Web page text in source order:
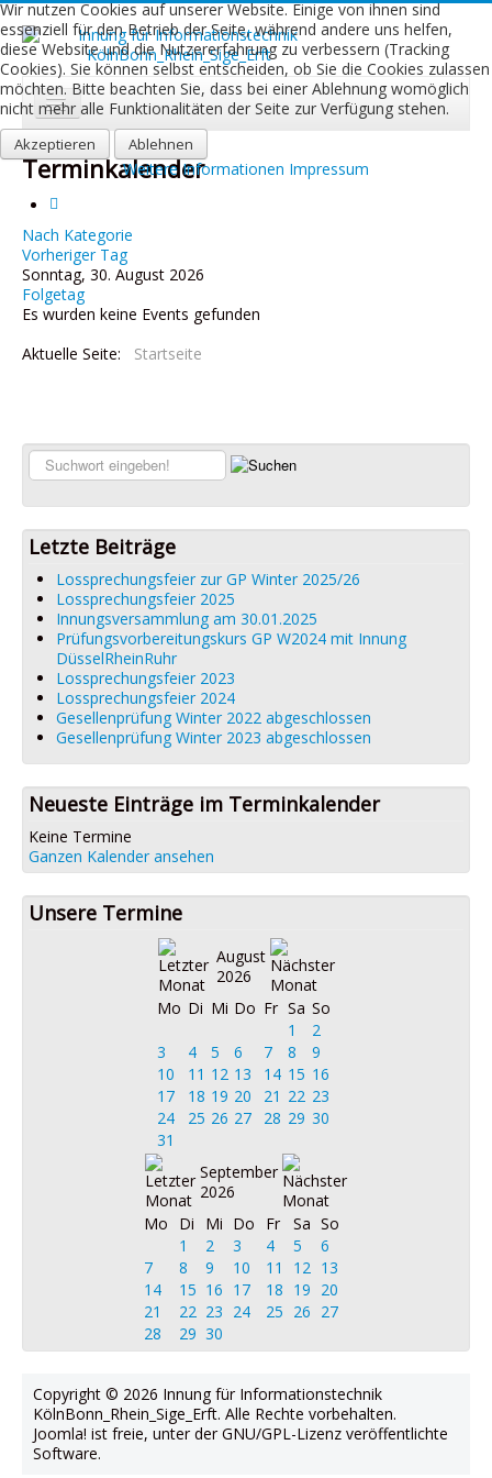
Start
Über uns
Leistungen
Ausbildung
Fachbetriebe
Links
Impressum
Terminkalender
Nach Kategorie
Vorheriger Tag
Sonntag, 30. August 2026
Folgetag
Es wurden keine Events gefunden
Aktuelle Seite:
Startseite
Suchen...
Letzte Beiträge
Lossprechungsfeier zur GP Winter 2025/26
Lossprechungsfeier 2025
Innungsversammlung am 30.01.2025
Prüfungsvorbereitungskurs GP W2024 mit Innung
DüsselRheinRuhr
Lossprechungsfeier 2023
Lossprechungsfeier 2024
Gesellenprüfung Winter 2022 abgeschlossen
Gesellenprüfung Winter 2023 abgeschlossen
Neueste Einträge im Terminkalender
Keine Termine
Ganzen Kalender ansehen
Unsere Termine
August
2026
Mo Di Mi Do Fr Sa So
1
2
3
4 5 6 7 8
9
10
11 12 13 14 15 16
17
18 19 20 21 22 23
24
25 26 27 28 29 30
31
September
2026
Mo
Di Mi Do Fr Sa So
1
2 3 4 5
6
7
8 9 10 11 12 13
14
15 16 17 18 19 20
21
22 23 24 25 26 27
28
29 30
Copyright © 2026 Innung für Informationstechnik
KölnBonn_Rhein_Sige_Erft. Alle Rechte vorbehalten.
Joomla! ist freie, unter derGNU/GPL-Lizenz veröffentlichte
Software.
Wir nutzen Cookies auf unserer Website. Einige von ihnen sind
essenziell für den Betrieb der Seite, während andere uns helfen,
diese Website und die Nutzererfahrung zu verbessern (Tracking
Cookies). Sie können selbst entscheiden, ob Sie die Cookies zulassen
möchten. Bitte beachten Sie, dass bei einer Ablehnung womöglich
nicht mehr alle Funktionalitäten der Seite zur Verfügung stehen.
Akzeptieren Ablehnen
Weitere Informationen Impressum